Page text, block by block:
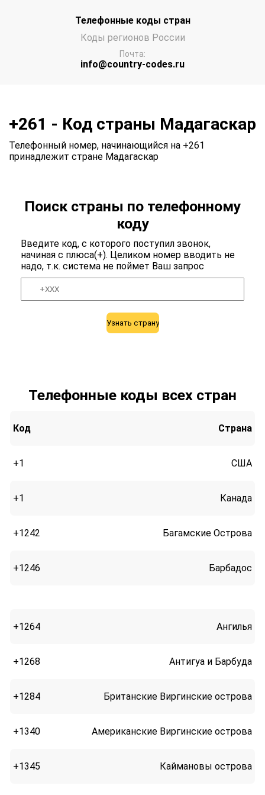
Телефонные коды стран
Коды регионов России
Почта:
info@country-codes.ru
+261 - Код страны Мадагаскар
Телефонный номер, начинающийся на +261
принадлежит стране Мадагаскар
Поиск страны по телефонному
коду
Введите код, с которого поступил звонок,
начиная с плюса(+). Целиком номер вводить не
надо, т.к. система не поймет Ваш запрос
Узнать страну
Телефонные коды всех стран
Код Страна
+1 США
+1 Канада
+1242 Багамские Острова
+1246 Барбадос
+1264 Ангилья
+1268 Антигуа и Барбуда
+1284 Британские Виргинские острова
+1340 Американские Виргинские острова
+1345 Каймановы острова